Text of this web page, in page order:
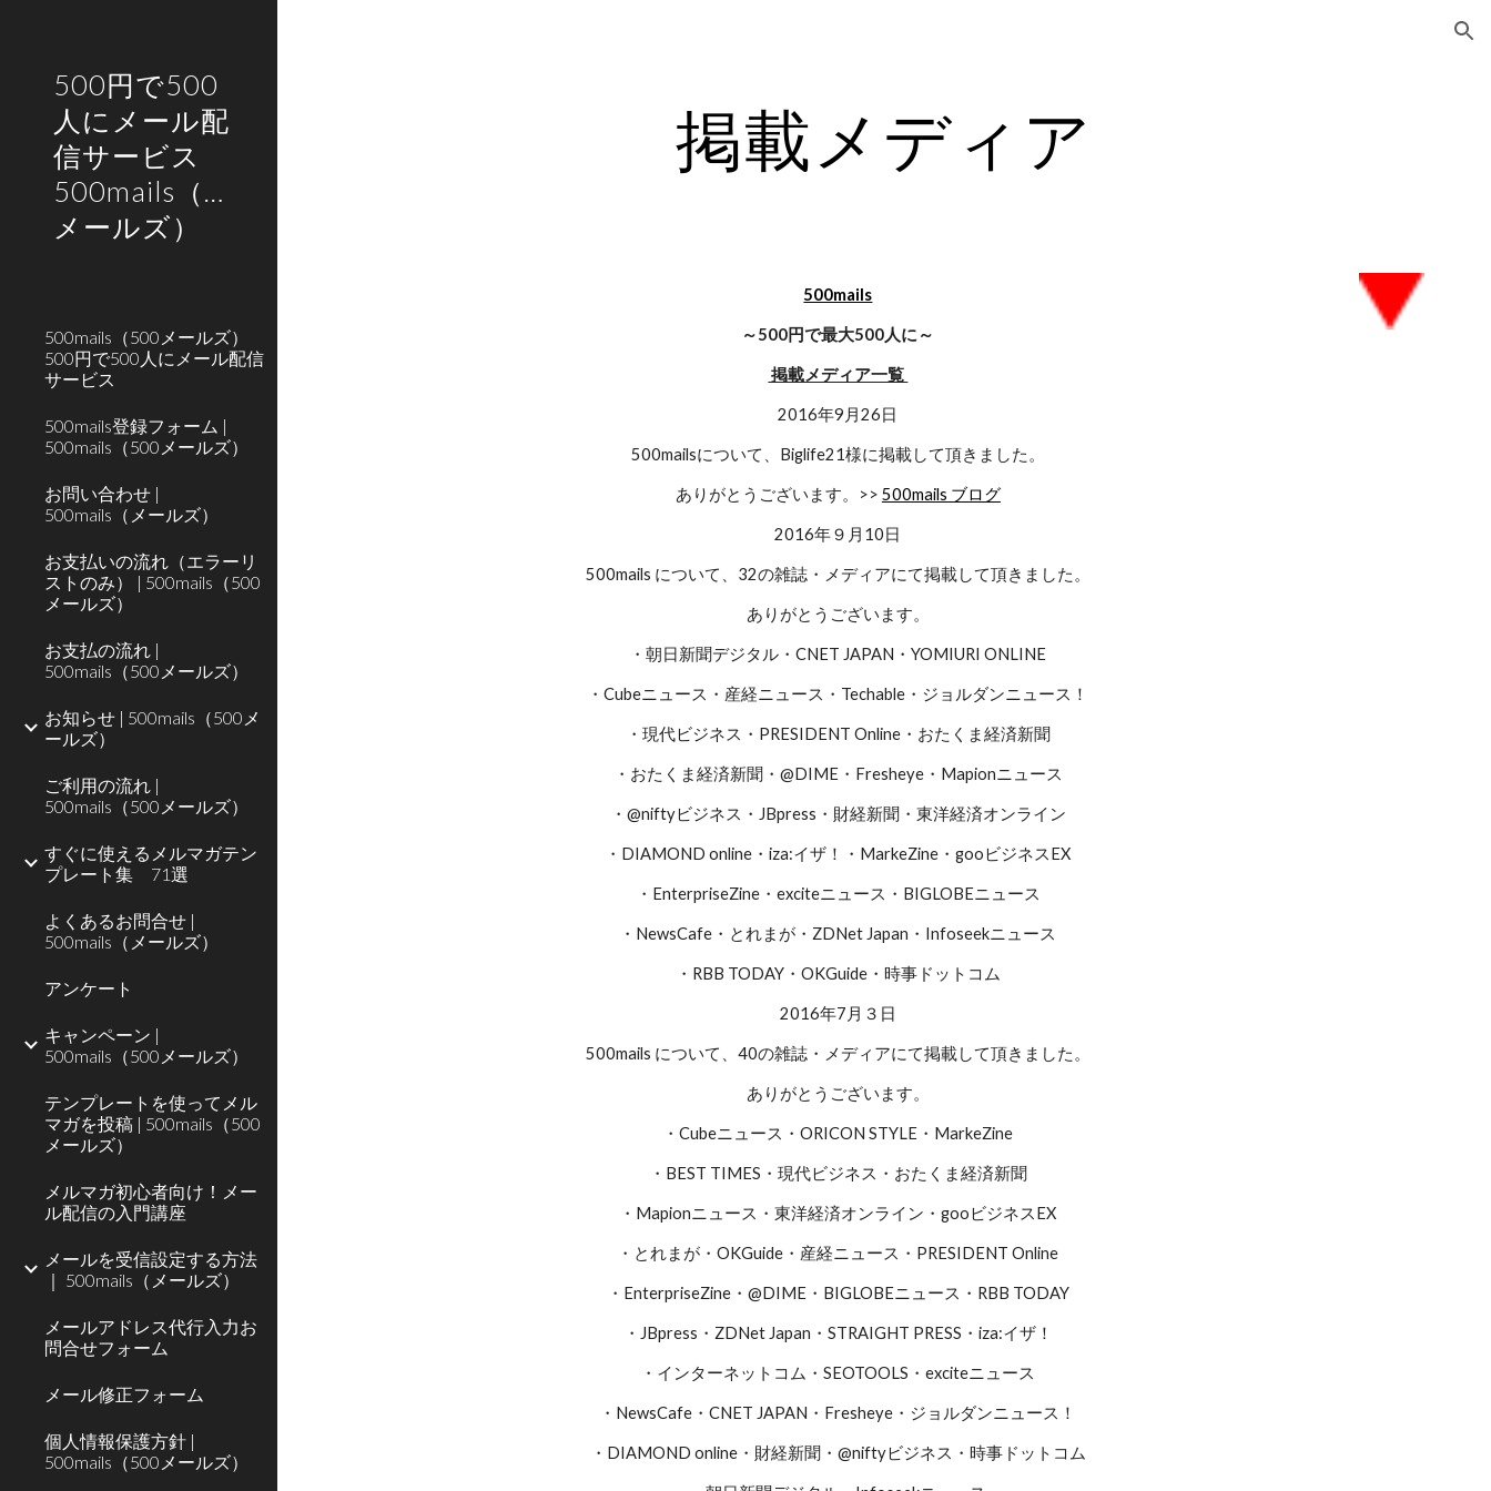
500円で500
人にメール配
信サービス
500mails（500
メールズ）
500mails（500メールズ）
500円で500人にメール配信
サービス
500mails登録フォーム |
500mails（500メールズ）
お問い合わせ |
500mails（メールズ）
お支払いの流れ（エラーリ
ストのみ） | 500mails（500
メールズ）
お支払の流れ |
500mails（500メールズ）
お知らせ | 500mails（500メ
ールズ）
ご利用の流れ |
500mails（500メールズ）
すぐに使えるメルマガテン
プレート集 71選
よくあるお問合せ |
500mails（メールズ）
アンケート
キャンペーン |
500mails（500メールズ）
テンプレートを使ってメル
マガを投稿 | 500mails（500
メールズ）‎
メルマガ初心者向け！メー
ル配信の入門講座
メールを受信設定する方法
｜ 500mails（メールズ）
メールアドレス代行入力お
問合せフォーム
メール修正フォーム
個人情報保護方針 |
500mails（500メールズ）
掲載メディア
500mails
～500円で最大500人に～
掲載メディア一覧
2016年9月26日
500mailsについて、Biglife21様に掲載して頂きました。
ありがとうございます。>> 500mails ブログ
2016年９月10日
500mails について、32の雑誌・メディアにて掲載して頂きました。
ありがとうございます。
・朝日新聞デジタル・CNET JAPAN・YOMIURI ONLINE
・Cubeニュース・産経ニュース・Techable・ジョルダンニュース！
・現代ビジネス・PRESIDENT Online・おたくま経済新聞
・おたくま経済新聞・@DIME・Fresheye・Mapionニュース
・@niftyビジネス・JBpress・財経新聞・東洋経済オンライン
・DIAMOND online・iza:イザ！・MarkeZine・gooビジネスEX
・EnterpriseZine・exciteニュース・BIGLOBEニュース
・NewsCafe・とれまが・ZDNet Japan・Infoseekニュース
・RBB TODAY・OKGuide・時事ドットコム
2016年7月３日
500mails について、40の雑誌・メディアにて掲載して頂きました。
ありがとうございます。
・Cubeニュース・ORICON STYLE・MarkeZine
・BEST TIMES・現代ビジネス・おたくま経済新聞
・Mapionニュース・東洋経済オンライン・gooビジネスEX
・とれまが・OKGuide・産経ニュース・PRESIDENT Online
・EnterpriseZine・@DIME・BIGLOBEニュース・RBB TODAY
・JBpress・ZDNet Japan・STRAIGHT PRESS・iza:イザ！
・インターネットコム・SEOTOOLS・exciteニュース
・NewsCafe・CNET JAPAN・Fresheye・ジョルダンニュース！
・DIAMOND online・財経新聞・@niftyビジネス・時事ドットコム